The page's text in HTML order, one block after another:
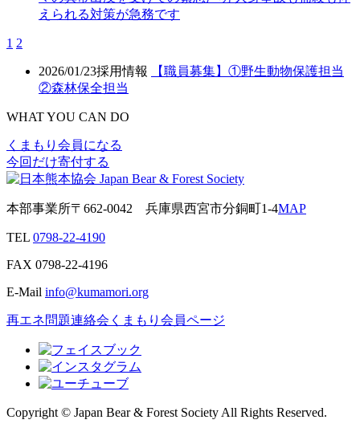
えられる対策が急務です
1 2
2026/01/23採用情報
【職員募集】①野生動物保護担当
②森林保全担当
WHAT YOU CAN DO
くまもり会員になる
今回だけ寄付する
本部事業所〒662-0042 兵庫県西宮市分銅町1-4MAP
TEL 0798-22-4190
FAX 0798-22-4196
E-Mail info@kumamori.org
再エネ問題連絡会 くまもり会員ページ
Copyright © Japan Bear & Forest Society All Rights Reserved.